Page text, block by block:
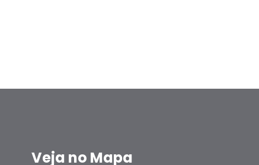
Veja no Mapa